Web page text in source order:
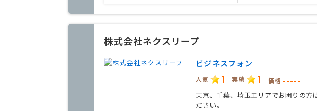
株式会社ネクスリープ
ビジネスフォン
人気 1 実績 1 価格 -----
東京、千葉、埼玉エリアでお困りの方
ださい。